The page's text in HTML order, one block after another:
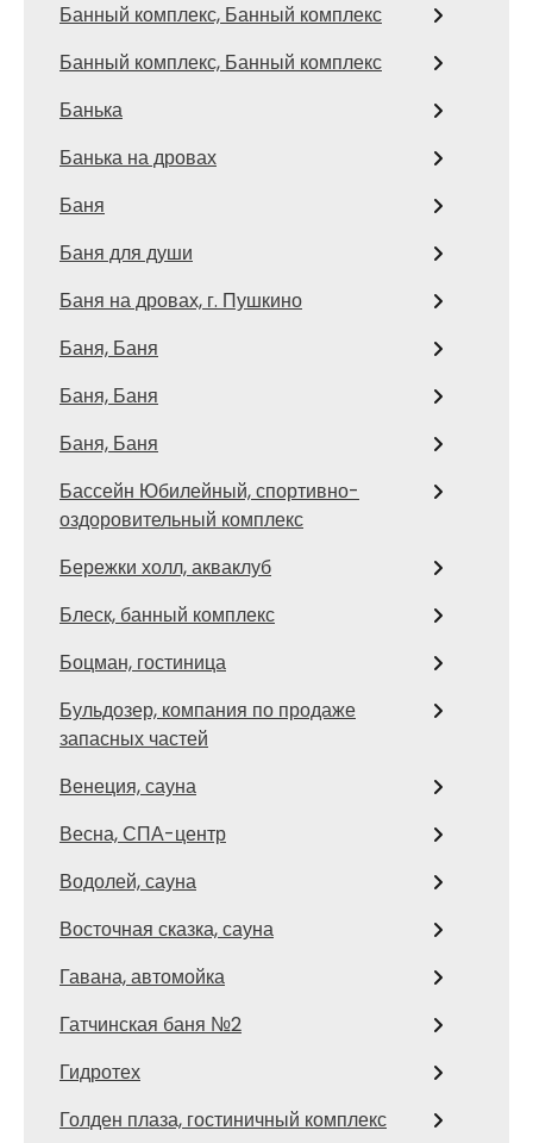
Банный комплекс, Банный комплекс
Банный комплекс, Банный комплекс
Банька
Банька на дровах
Баня
Баня для души
Баня на дровах, г. Пушкино
Баня, Баня
Баня, Баня
Баня, Баня
Бассейн Юбилейный, спортивно-
оздоровительный комплекс
Бережки холл, акваклуб
Блеск, банный комплекс
Боцман, гостиница
Бульдозер, компания по продаже
запасных частей
Венеция, сауна
Весна, СПА-центр
Водолей, сауна
Восточная сказка, сауна
Гавана, автомойка
Гатчинская баня №2
Гидротех
Голден плаза, гостиничный комплекс